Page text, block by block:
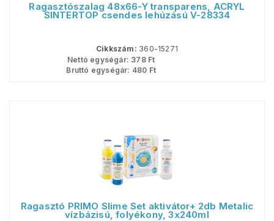
Ragasztószalag 48x66-Y transparens, ACRYL
SINTERTOP csendes lehúzású V-28334
Cikkszám: 360-15271
Nettó egységár: 378Ft
Bruttó egységár: 480 Ft
Ragasztó PRIMO Slime Set aktivátor+ 2db Metalic
vízbázisú, folyékony, 3x240ml